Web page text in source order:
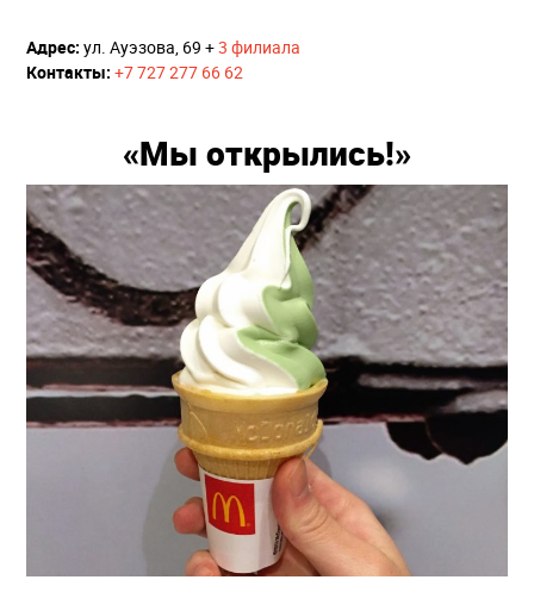
Адрес: ул. Ауэзова, 69 +3 филиала
Контакты: +7 727 277 66 62
«Мы открылись!»